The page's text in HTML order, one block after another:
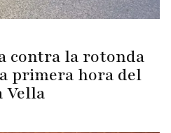
contra la rotonda
primera hora del
Vella